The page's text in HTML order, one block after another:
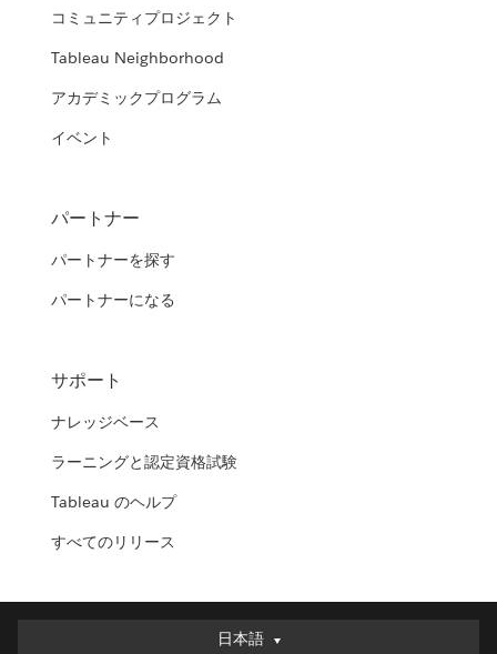
コミュニティプロジェクト
Tableau Neighborhood
アカデミックプログラム
イベント
パートナー
パートナーを探す
パートナーになる
サポート
ナレッジベース
ラーニングと認定資格試験
Tableau のヘルプ
すべてのリリース
日本語
日本語